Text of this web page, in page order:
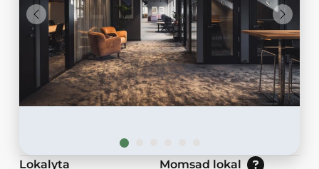
Lokalyta
Momsad lokal
Nej: Lokalen är momsbefriad.<br/>Ja: